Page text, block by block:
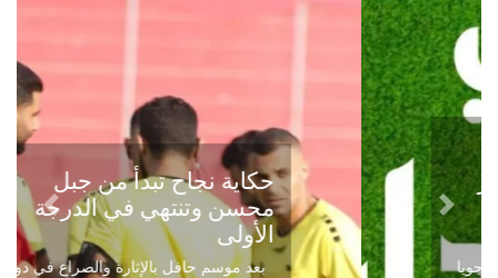
حكاية نجاح تبدأ من جبل
محسن وتنتهي في الدرجة
الأولى
بعد موسم حافل بالإثارة والصراع في دوري
Previous
Next